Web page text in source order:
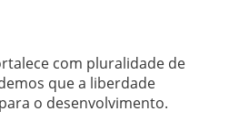
com pluralidade de
que a liberdade
o desenvolvimento.